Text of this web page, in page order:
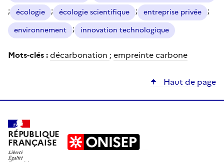
; écologie ; écologie scientifique ; entreprise privée ;
environnement ; innovation technologique
Mots-clés :décarbonation ;empreinte carbone
Haut de page
RÉPUBLIQUE
FRANÇAISE